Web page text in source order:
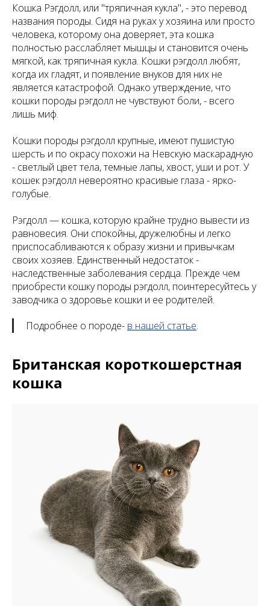
Кошка Рэгдолл, или "тряпичная кукла", - это перевод
названия породы. Сидя на руках у хозяина или просто
человека, которому она доверяет, эта кошка
полностью расслабляет мышцы и становится очень
мягкой, как тряпичная кукла. Кошки рэгдолл любят,
когда их гладят, и появление внуков для них не
является катастрофой. Однако утверждение, что
кошки породы рэгдолл не чувствуют боли, - всего
лишь миф.
Кошки породы рэгдолл крупные, имеют пушистую
шерсть и по окрасу похожи на Невскую маскарадную
- светлый цвет тела, темные лапы, хвост, уши и рот. У
кошек рэгдолл невероятно красивые глаза - ярко-
голубые.
Рэгдолл — кошка, которую крайне трудно вывести из
равновесия. Они спокойны, дружелюбны и легко
приспосабливаются к образу жизни и привычкам
своих хозяев. Единственный недостаток -
наследственные заболевания сердца. Прежде чем
приобрести кошку породы рэгдолл, поинтересуйтесь у
заводчика о здоровье кошки и ее родителей.
Подробнее о породе- в нашей статье.
Британская короткошерстная
кошка